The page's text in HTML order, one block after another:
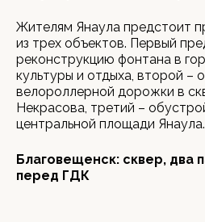
Жителям Янаула предстоит
из трех объектов. Первый
реконструкцию фонтана в
культуры и отдыха, второй –
велороллерной дорожки в
Некрасова, третий –
центральной площади Янаула.
Благовещенск: сквер, два
перед ГДК